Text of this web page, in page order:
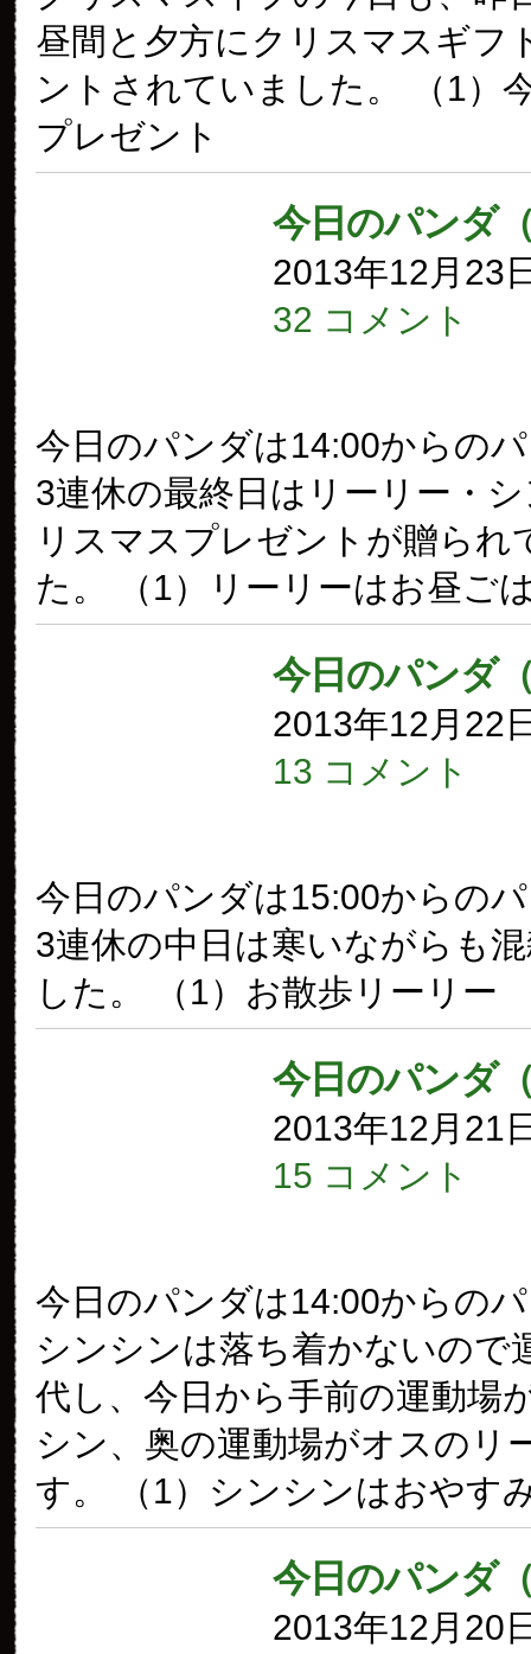
昼間と夕方にクリスマスギフ
ントされていました。 （1）
プレゼント
今日のパンダ
2013年12月23
32 コメント
今日のパンダは14:00からの
3連休の最終日はリーリー・
リスマスプレゼントが贈られ
た。 （1）リーリーはお昼ご
今日のパンダ
2013年12月22
13 コメント
今日のパンダは15:00からの
3連休の中日は寒いながらも
した。 （1）お散歩リーリー
今日のパンダ
2013年12月21
15 コメント
今日のパンダは14:00からの
シンシンは落ち着かないので
代し、今日から手前の運動場
シン、奥の運動場がオスのリ
す。 （1）シンシンはおやす
今日のパンダ
2013年12月20